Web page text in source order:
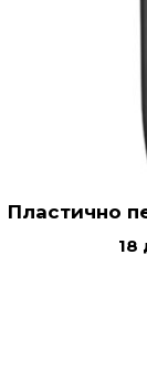
Пластично
18